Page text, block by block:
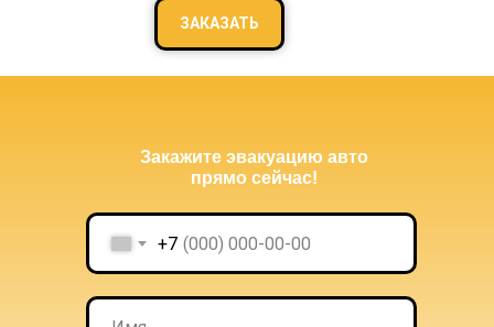
ЗАКАЗАТЬ
Закажите эвакуацию авто
прямо сейчас!
+7